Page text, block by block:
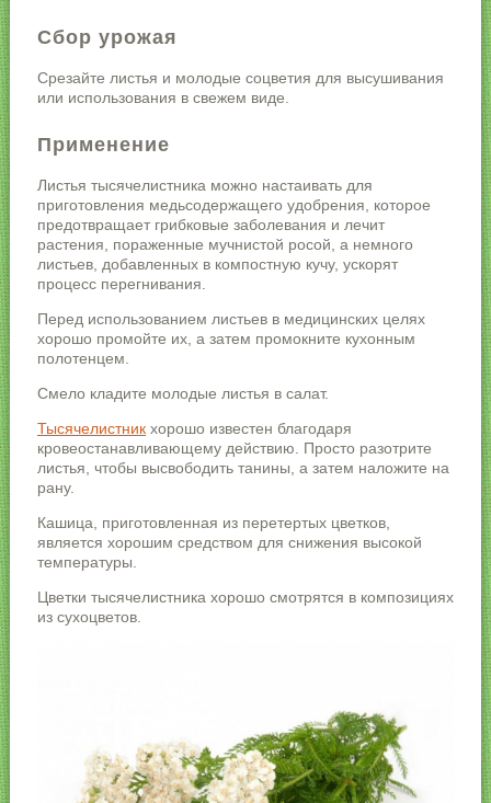
Сбор урожая
Срезайте листья и молодые соцветия для высушивания
или использования в свежем виде.
Применение
Листья тысячелистника можно настаивать для
приготовления медьсодержащего удобрения, которое
предотвращает грибковые заболевания и лечит
растения, пораженные мучнистой росой, а немного
листьев, добавленных в компостную кучу, ускорят
процесс перегнивания.
Перед использованием листьев в медицинских целях
хорошо промойте их, а затем промокните кухонным
полотенцем.
Смело кладите молодые листья в салат.
Тысячелистникхорошо известен благодаря
кровеостанавливающему действию. Просто разотрите
листья, чтобы высвободить танины, а затем наложите на
рану.
Кашица, приготовленная из перетертых цветков,
является хорошим средством для снижения высокой
температуры.
Цветки тысячелистника хорошо смотрятся в композициях
из сухоцветов.